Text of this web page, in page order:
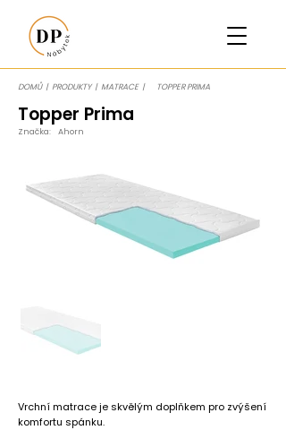
DOMŮ| PRODUKTY| MATRACE | TOPPER PRIMA
Topper Prima
Značka: Ahorn
Vrchní matrace je skvělým doplňkem pro zvýšení
komfortu spánku.